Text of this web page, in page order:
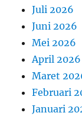
Juli 2026
Juni 2026
Mei 2026
April 2026
Maret
Februari
Januari